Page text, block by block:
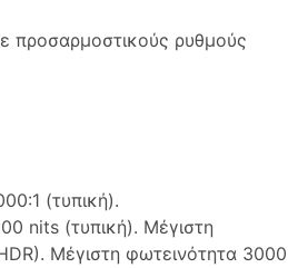
προσαρμοστικούς ρυθμούς
(τυπική).
nits (τυπική). Μέγιστη
Μέγιστη φωτεινότητα 3000